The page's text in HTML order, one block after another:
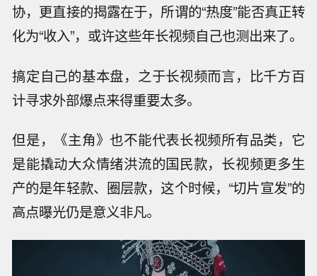
协，更直接的揭露在于，所谓的“热度”能否真正转
化为“收入”，或许这些年长视频自己也测出来了。
搞定自己的基本盘，之于长视频而言，比千方百
计寻求外部爆点来得重要太多。
但是，《主角》也不能代表长视频所有品类，它
是能撬动大众情绪洪流的国民款，长视频更多生
产的是年轻款、圈层款，这个时候，“切片宣发”的
高点曝光仍是意义非凡。